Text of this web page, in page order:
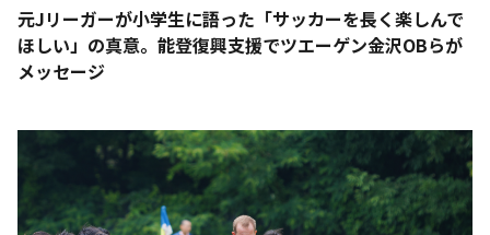
元Jリーガーが小学生に語った「サッカーを長く楽しんで
ほしい」の真意。能登復興支援でツエーゲン金沢OBらが
メッセージ